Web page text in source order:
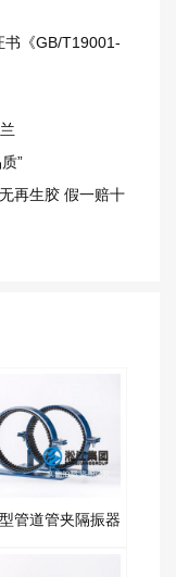
书《GB/T19001-
”
再生胶 假一赔十
管道管夹隔振器